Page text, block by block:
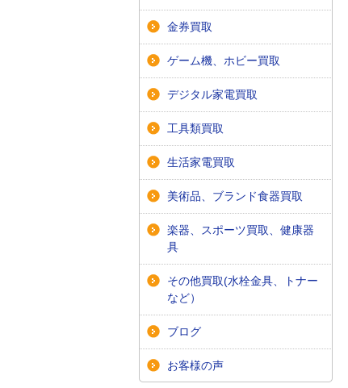
金券買取
ゲーム機、ホビー買取
デジタル家電買取
工具類買取
生活家電買取
美術品、ブランド食器買取
楽器、スポーツ買取、健康器
具
その他買取(水栓金具、トナー
など）
ブログ
お客様の声